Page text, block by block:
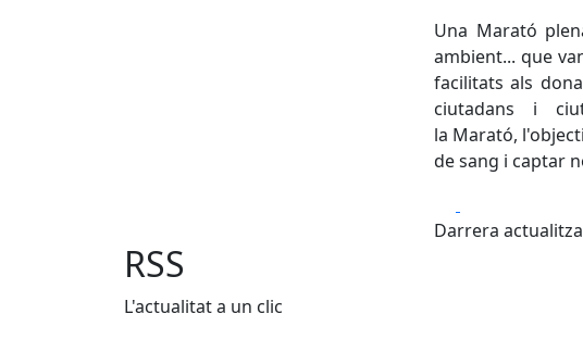
Una Marató
ambient... que
facilitats als
ciutadans i
la Marató,
de sang i captar
Darrera
RSS
L'actualitat a un clic